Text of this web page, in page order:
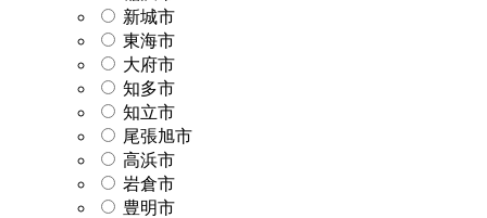
新城市
東海市
大府市
知多市
知立市
尾張旭市
高浜市
岩倉市
豊明市